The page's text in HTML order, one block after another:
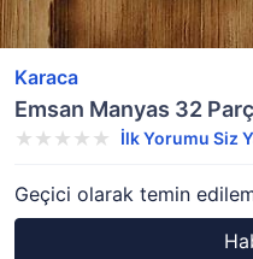
Karaca
Emsan Manyas 32
İlk Yorumu Siz
Geçici olarak temin